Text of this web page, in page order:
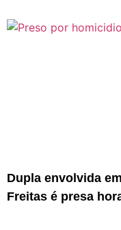
Dupla envolvida
Freitas é presa